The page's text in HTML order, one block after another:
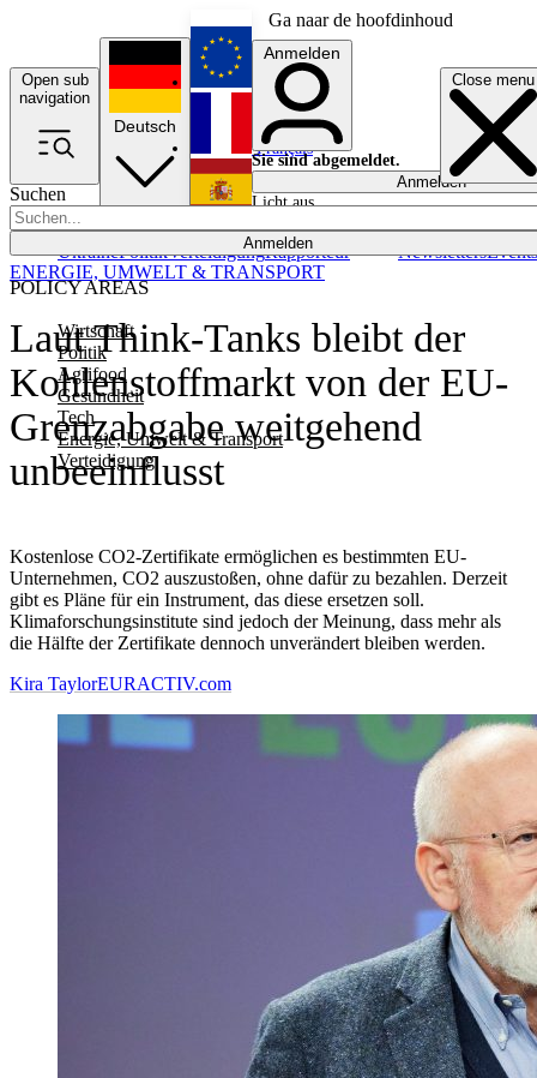
Ga naar de hoofdinhoud
Open sub
navigation
Close menu
Suchen
Anmelden
POLICY AREAS
Wirtschaft
Politik
Agrifood
Gesundheit
Tech
Energie, Umwelt & Transport
Verteidigung
UkrainePolitikVerteidigungRapporteur NewslettersEvents
Deutsch
English
Français
Anmelden
Sie sind abgemeldet.
Anmelden
Licht aus
Laut Think-Tanks bleibt der
Kohlenstoffmarkt von der EU-
Grenzabgabe weitgehend
unbeeinflusst
Kostenlose CO2-Zertifikate ermöglichen es bestimmten EU-
Unternehmen, CO2 auszustoßen, ohne dafür zu bezahlen. Derzeit
gibt es Pläne für ein Instrument, das diese ersetzen soll.
Klimaforschungsinstitute sind jedoch der Meinung, dass mehr als
die Hälfte der Zertifikate dennoch unverändert bleiben werden.
ENERGIE, UMWELT & TRANSPORT
Kira TaylorEURACTIV.com